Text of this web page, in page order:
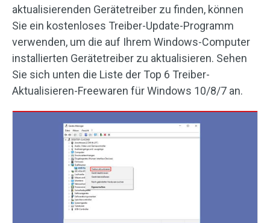
aktualisierenden Gerätetreiber zu finden, können
Sie ein kostenloses Treiber-Update-Programm
verwenden, um die auf Ihrem Windows-Computer
installierten Gerätetreiber zu aktualisieren. Sehen
Sie sich unten die Liste der Top 6 Treiber-
Aktualisieren-Freewaren für Windows 10/8/7 an.